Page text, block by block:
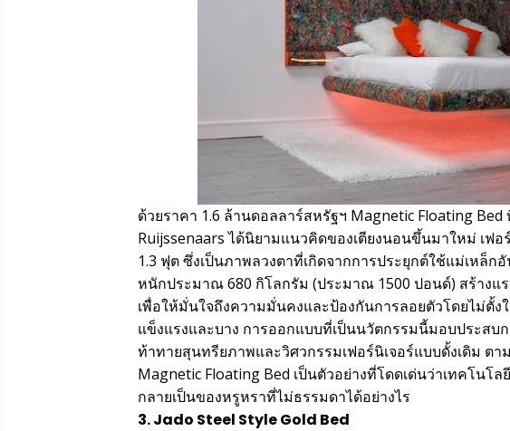
ด้วยราคา 1.6 ล้านดอลลาร์สหรัฐฯ Magnetic Floating
Ruijssenaars ได้นิยามแนวคิดของเตียงนอนขึ้นมาใหม่ เฟ
1.3 ฟุต ซึ่งเป็นภาพลวงตาที่เกิดจากการประยุกต์ใช้แม่เหล็
หนักประมาณ 680 กิโลกรัม (ประมาณ 1500 ปอนด์) สร้างแ
เพื่อให้มั่นใจถึงความมั่นคงและป้องกันการลอยตัวโดยไม่ตั้ง
แข็งแรงและบาง การออกแบบที่เป็นนวัตกรรมนี้มอบประส
ท้าทายสุนทรียภาพและวิศวกรรมเฟอร์นิเจอร์แบบดั้งเดิม ต
Magnetic Floating Bed เป็นตัวอย่างที่โดดเด่นว่าเทคโนโ
กลายเป็นของหรูหราที่ไม่ธรรมดาได้อย่างไร
3. Jado Steel Style Gold Bed